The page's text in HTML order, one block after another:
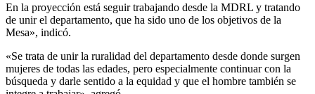
En la proyección está seguir trabajando desde la MDRL y tratando
de unir el departamento, que ha sido uno de los objetivos de la
Mesa», indicó.
«Se trata de unir la ruralidad del departamento desde donde surgen
mujeres de todas las edades, pero especialmente continuar con la
búsqueda y darle sentido a la equidad y que el hombre también se